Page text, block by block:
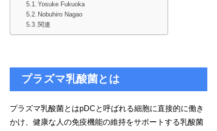
Yosuke Fukuoka
Nobuhiro Nagao
関連
プラズマ乳酸菌とは
プラズマ乳酸菌とはpDCと呼ばれる細胞に直接的に働き
かけ、健康な人の免疫機能の維持をサポートする乳酸菌